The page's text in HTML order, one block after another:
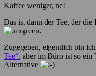
Kaffee weniger, ne!
Das ist dann der Tee, der
Zugegeben, eigentlich bin
Tee“, aber im Büro ist so ein
Alternative